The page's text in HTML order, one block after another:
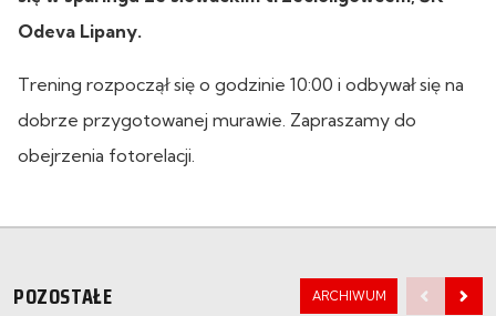
Odeva Lipany.
Trening rozpoczął się o godzinie 10:00 i odbywał się na
dobrze przygotowanej murawie. Zapraszamy do
obejrzenia fotorelacji.
POZOSTAŁE ARCHIWUM